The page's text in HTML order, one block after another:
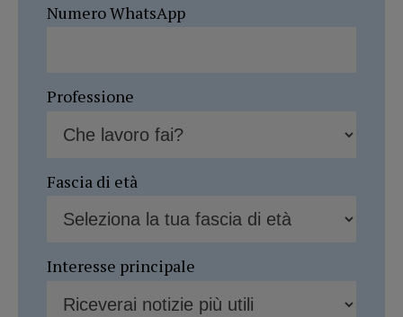
Numero WhatsApp
Professione
Fascia di età
Interesse principale